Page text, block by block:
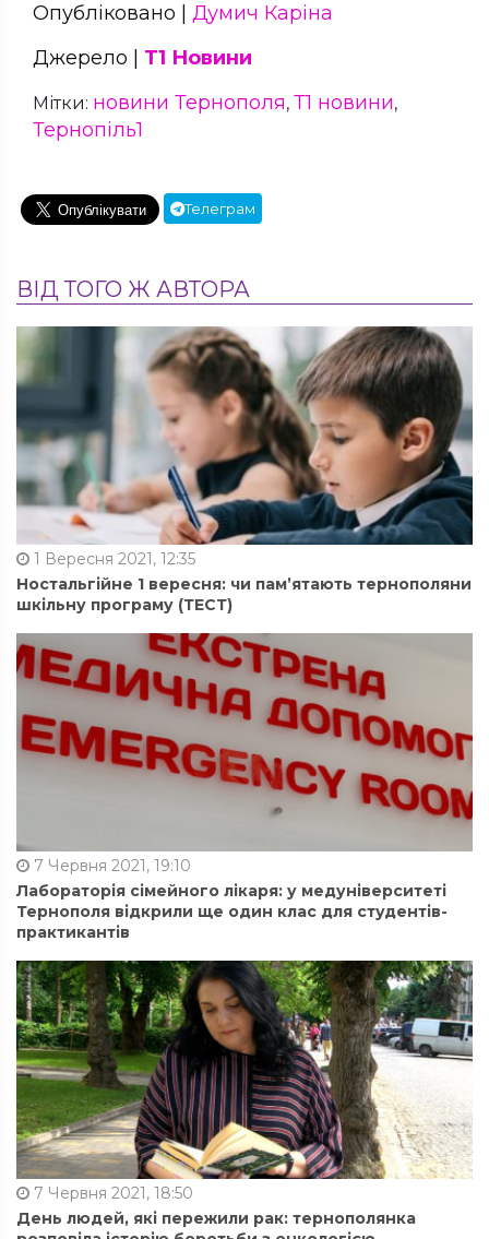
Опубліковано | Думич Каріна
Джерело | Т1 Новини
Мітки: новини Тернополя, Т1 новини,
Тернопіль1
Телеграм
ВІД ТОГО Ж АВТОРА
1 Вересня 2021, 12:35
Ностальгійне 1 вересня: чи пам’ятають тернополяни
шкільну програму (ТЕСТ)
7 Червня 2021, 19:10
Лабораторія сімейного лікаря: у медуніверситеті
Тернополя відкрили ще один клас для студентів-
практикантів
7 Червня 2021, 18:50
День людей, які пережили рак: тернополянка